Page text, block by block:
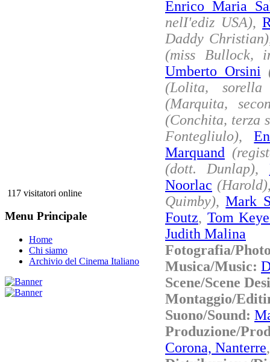
117 visitatori online
Menu Principale
Home
Chi siamo
Archivio del Cinema Italiano
Enrico Maria
nelI'ediz USA),
Daddy Christian)
(miss Bullock,
Umberto Orsini
(Lolita, sorella
(Marquita,
(Conchita, terza
Fontegliulo),
Marquand
(dott. Dunlap),
Noorlac (Harold)
Quimby),Mark
Foutz, Tom
Judith Malina
Fotografia/
Musica/Music:
Scene/Scene
Montaggio/
Suono/Sound:
Produzione/
Corona, Nanterre